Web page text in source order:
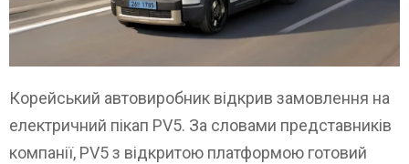
Корейський автовиробник відкрив замовлення на
електричний пікап PV5. За словами представників
компанії, PV5 з відкритою платформою готовий